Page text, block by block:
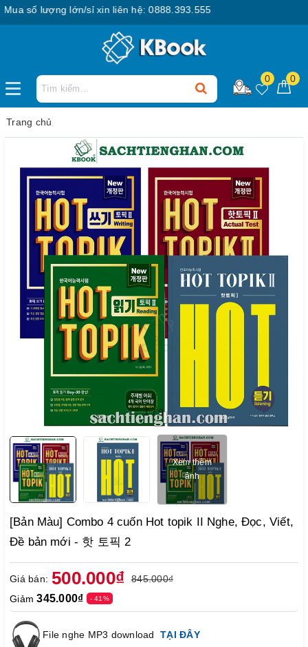
số lượng lớn/sỉ xin liên hệ: 0888.393.555
0 0
Trang chủ
1/9
Xem thêm
ảnh
[Bản Màu] Combo 4 cuốn Hot topik II Nghe, Đọc, Viết,
Đề bản mới - 핫 토픽 2
Giá bán: 500.000₫
845.000₫
Giảm345.000₫ - 41%
File nghe MP3 download TẠI ĐÂY